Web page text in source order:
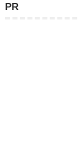
PR